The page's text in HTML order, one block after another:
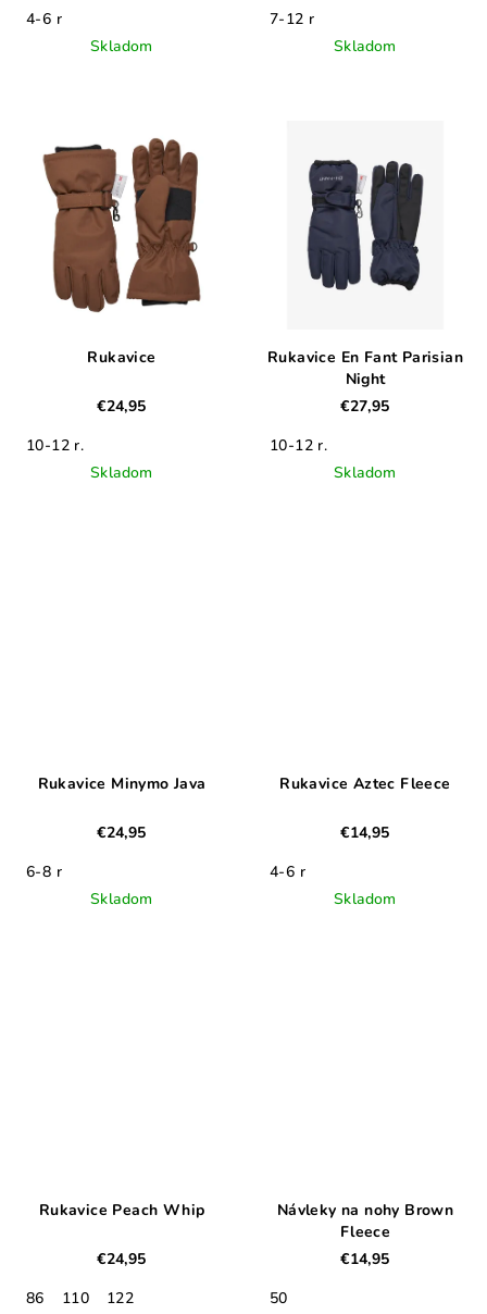
4-6 r
Skladom
7-12 r
Skladom
Rukavice
€24,95
10-12 r.
Skladom
Rukavice En Fant Parisian
Night
€27,95
10-12 r.
Skladom
Rukavice Minymo Java
€24,95
6-8 r
Skladom
Rukavice Aztec Fleece
€14,95
4-6 r
Skladom
Rukavice Peach Whip
€24,95
86
110
122
Návleky na nohy Brown
Fleece
€14,95
50